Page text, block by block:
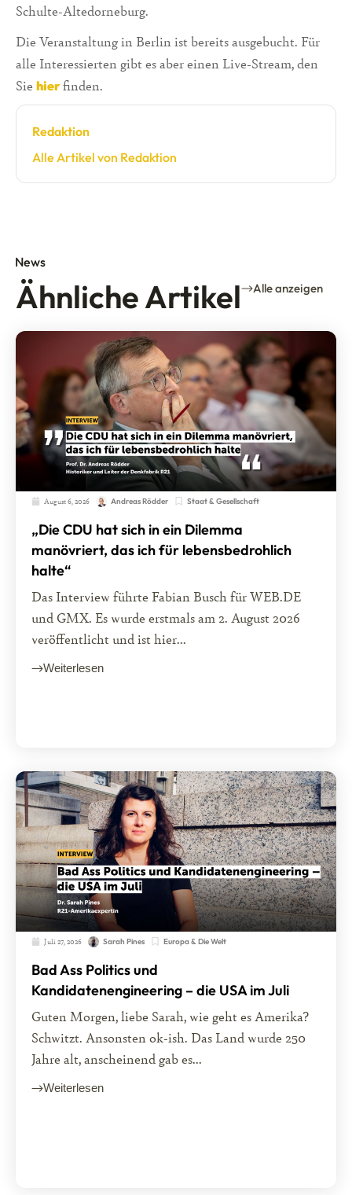
Schulte-Altedorneburg.
Die Veranstaltung in Berlin ist bereits ausgebucht. Für
alle Interessierten gibt es aber einen Live-Stream, den
Sie hierfinden.
Redaktion
Alle Artikel von Redaktion
News
Ähnliche Artikel Alle anzeigen
August 6, 2026 Andreas Rödder Staat & Gesellschaft
„Die CDU hat sich in ein Dilemma
manövriert, das ich für lebensbedrohlich
halte“
Das Interview führte Fabian Busch für WEB.DE
und GMX. Es wurde erstmals am 2. August 2026
veröffentlicht und ist hier...
Weiterlesen
Juli 27, 2026 Sarah Pines Europa & Die Welt
Bad Ass Politics und
Kandidatenengineering – die USA im Juli
Guten Morgen, liebe Sarah, wie geht es Amerika?
Schwitzt. Ansonsten ok-ish. Das Land wurde 250
Jahre alt, anscheinend gab es...
Weiterlesen